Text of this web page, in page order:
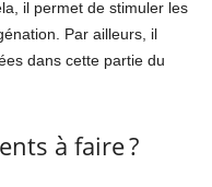
il permet de stimuler les
Par ailleurs, il
dans cette partie du
à faire ?